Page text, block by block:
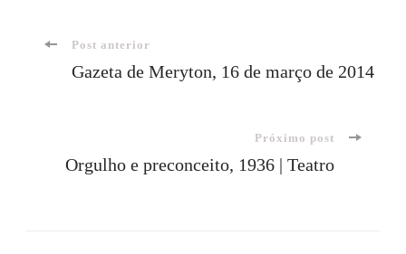
Navegação
post
Post anterior
Gazeta de Meryton, 16 de março de 2014
Próximo post
Orgulho e preconceito, 1936 | Teatro